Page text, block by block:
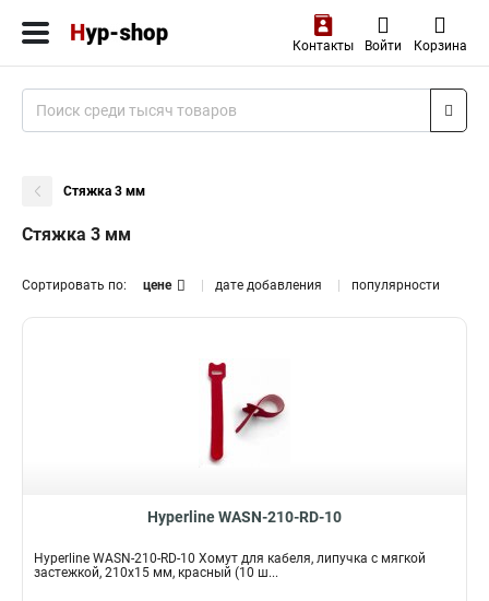
Контакты Войти Корзина
Стяжка 3 мм
Стяжка 3 мм
Сортировать по: цене дате добавления популярности
Hyperline WASN-210-RD-10
Hyperline WASN-210-RD-10 Хомут для кабеля, липучка с мягкой
застежкой, 210x15 мм, красный (10 ш...